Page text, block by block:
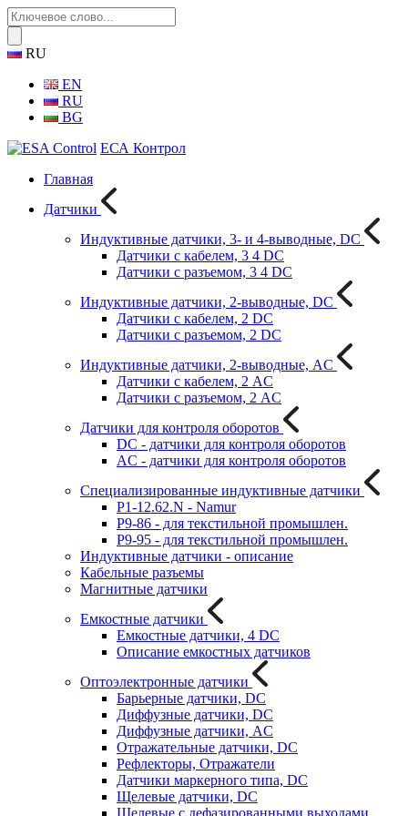
RU
EN
RU
BG
ЕСА Контрол
Главная
Датчики
Индуктивные датчики, 3- и 4-выводные, DC
Датчики с кабелем, 3 4 DC
Датчики с разъемом, 3 4 DC
Индуктивные датчики, 2-выводные, DC
Датчики с кабелем, 2 DC
Датчики с разъемом, 2 DC
Индуктивные датчики, 2-выводные, AC
Датчики с кабелем, 2 AC
Датчики с разъемом, 2 AC
Датчики для контроля оборотов
DC - датчики для контроля оборотов
AC - датчики для контроля оборотов
Специализированные индуктивные датчики
P1-12.62.N - Namur
P9-86 - для текстильной промышлен.
P9-95 - для текстильной промышлен.
Индуктивные датчики - описание
Кабельные разъемы
Магнитные датчики
Емкостные датчики
Емкостные датчики, 4 DC
Описание емкостных датчиков
Оптоэлектронные датчики
Барьерные датчики, DC
Диффузные датчики, DC
Диффузные датчики, AC
Отражательные датчики, DC
Рефлекторы, Отражатели
Датчики маркерного типа, DC
Щелевые датчики, DC
Щелевые с дефазированными выходами